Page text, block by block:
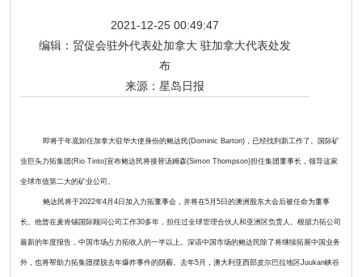
2021-12-25 00:49:47
编辑： 贸促会驻外代表处加拿大 驻加拿大代表处发
布
来源： 星岛日报
即将于年底卸任加拿大驻华大使身份的鲍达民(Dominic Barton) ，已经找到新工作了。国际矿
业巨头力拓集团(Rio Tinto)宣布鲍达民将接替汤姆森(Simon Thompson)担任集团董事长，领导这家
全球市值第二大的矿业公司。
鲍达民将于2022年4月 4 日加入力拓董事会，并将在5月 5 日的澳洲股东大会后被任命为董事
长。他曾在麦肯锡国际顾问公司工作30多年，担任过全球管理合伙人和亚洲区负责人。 根据力拓公司
最新的年度报告，中国市场占力拓收入的一半以上。深谙中国市场的鲍达民除了将继续拓展中国业务
外，也将帮助力拓集团摆脱去年爆炸事件的阴霾。 去年5月，澳大利亚西部皮尔巴拉地区Juukan峡谷